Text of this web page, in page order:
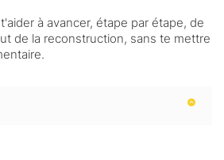
à avancer, étape par étape, de
de la reconstruction, sans te mettre